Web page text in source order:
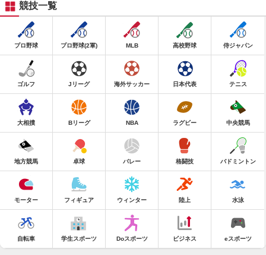
競技一覧
プロ野球 プロ野球(2軍) MLB 高校野球 侍ジャパン
ゴルフ Jリーグ 海外サッカー 日本代表 テニス
大相撲 Bリーグ NBA ラグビー 中央競馬
地方競馬 卓球 バレー 格闘技 バドミントン
モーター フィギュア ウィンター 陸上 水泳
自転車 学生スポーツ Doスポーツ ビジネス eスポーツ